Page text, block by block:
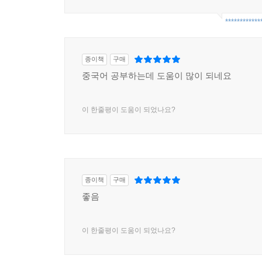
종이책 구매
중국어 공부하는데 도움이 많이 되네요
이 한줄평이 도움이 되었나요?
종이책 구매
좋음
이 한줄평이 도움이 되었나요?